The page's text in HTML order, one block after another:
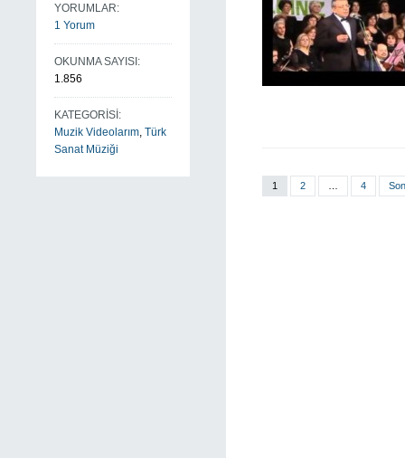
YORUMLAR:
1 Yorum
OKUNMA SAYISI:
1.856
KATEGORİSİ:
Muzik Videolarım, Türk
Sanat Müziği
1 2 4